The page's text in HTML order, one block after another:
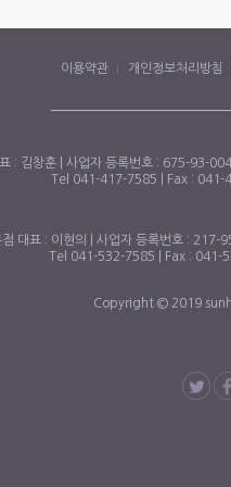
이용약관 개인정보처리방침
: 김창훈 | 사업자 등록번호 : 675-93-
Tel 041-417-7585 | Fax :
점 대표 : 이현의 | 사업자 등록번호 :
Tel 041-532-7585 | Fax : 041-
Copyright © 2019